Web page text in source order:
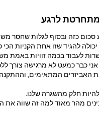
מתחרטת לרגע
כזה ובסוף לגלות שחסר
לעבוד בכמה זוויות באמת
כבר כמעט לא מרגישה צורך
האביזרים המתאימים,
להיות חלק מהשגרה שלנו.
מהר מאוד למה זה שווה את